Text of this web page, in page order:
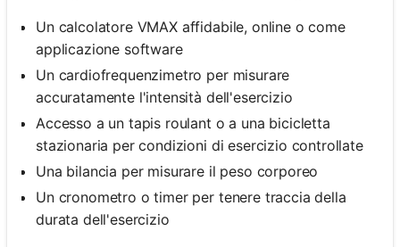
Un calcolatore VMAX affidabile, online o come
applicazione software
Un cardiofrequenzimetro per misurare
accuratamente l'intensità dell'esercizio
Accesso a un tapis roulant o a una bicicletta
stazionaria per condizioni di esercizio controllate
Una bilancia per misurare il peso corporeo
Un cronometro o timer per tenere traccia della
durata dell'esercizio